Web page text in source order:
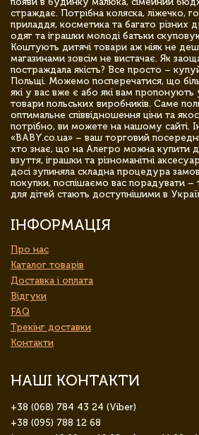
страждає. Потрібна коляска, ліжечко,
приладдя, косметика та багато різних
одяг та іграшки молоді батьки
Коштують дитячі товари аж ніяк не
магазинами зовсім не вистачає. Як
постраждала якість? Все просто –
Польщі. Можемо посперечатися, що
які у вас вже є або які вам пропонують
товари польських виробників. Саме
оптимальне співвідношення ціни та
потрібно, ви можете на нашому сайті.
«BABY.co.ua» – ваш торговий
хто знає, що на Алегро можна купити
взуття, іграшки та різноманітні
досі зупиняла складна процедура
покупки, поспішаємо вас порадувати –
для дітей стають доступнішими в
ІНФОРМАЦІЯ
Про нас
Каталог товарів
Доставка і оплата
Відгуки
FAQ
Трекінг доставки
Контакти
НАШІ КОНТАКТИ
+38 (068) 784 43 24 (Viber)
+38 (095) 788 12 68